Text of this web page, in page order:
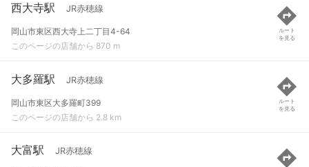
西大寺駅 JR赤穂線
岡山市東区西大寺上二丁目4-64
このページの店舗から 870 m
ルート
を見る
大多羅駅 JR赤穂線
岡山市東区大多羅町399
このページの店舗から 2.8 km
ルート
を見る
大富駅 JR赤穂線